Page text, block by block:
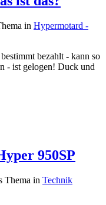
in Hypermotard -
bezahlt - kann so
- ist gelogen! Duck und
950SP
Thema in Technik